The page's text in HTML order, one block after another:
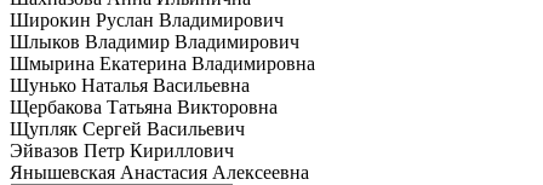
Широкин Руслан Владимирович
Шлыков Владимир Владимирович
Шмырина Екатерина Владимировна
Шунько Наталья Васильевна
Щербакова Татьяна Викторовна
Щупляк Сергей Васильевич
Эйвазов Петр Кириллович
Янышевская Анастасия Алексеевна